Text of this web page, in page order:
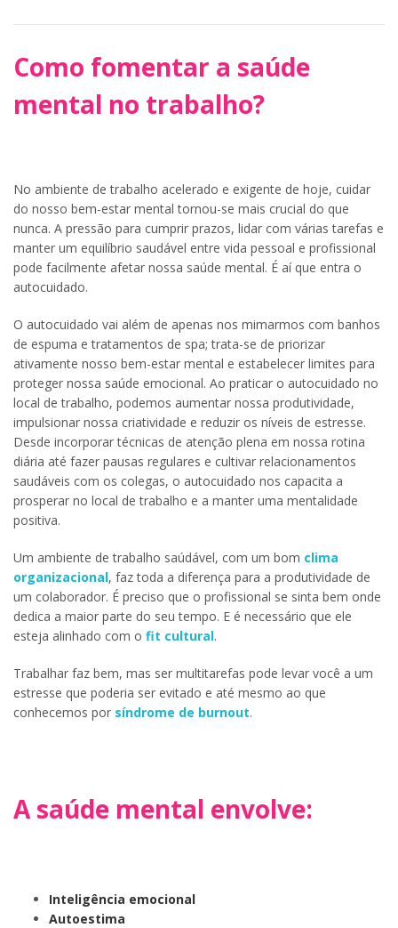
Como fomentar a saúde
mental no trabalho?
No ambiente de trabalho acelerado e exigente de hoje, cuidar
do nosso bem-estar mental tornou-se mais crucial do que
nunca. A pressão para cumprir prazos, lidar com várias tarefas e
manter um equilíbrio saudável entre vida pessoal e profissional
pode facilmente afetar nossa saúde mental. É aí que entra o
autocuidado.
O autocuidado vai além de apenas nos mimarmos com banhos
de espuma e tratamentos de spa; trata-se de priorizar
ativamente nosso bem-estar mental e estabelecer limites para
proteger nossa saúde emocional. Ao praticar o autocuidado no
local de trabalho, podemos aumentar nossa produtividade,
impulsionar nossa criatividade e reduzir os níveis de estresse.
Desde incorporar técnicas de atenção plena em nossa rotina
diária até fazer pausas regulares e cultivar relacionamentos
saudáveis com os colegas, o autocuidado nos capacita a
prosperar no local de trabalho e a manter uma mentalidade
positiva.
Um ambiente de trabalho saúdável, com um bom clima
organizacional, faz toda a diferença para a produtividade de
um colaborador. É preciso que o profissional se sinta bem onde
dedica a maior parte do seu tempo. E é necessário que ele
esteja alinhado com o fit cultural.
Trabalhar faz bem, mas ser multitarefas pode levar você a um
estresse que poderia ser evitado e até mesmo ao que
conhecemos por síndrome de burnout.
A saúde mental envolve:
Inteligência emocional
Autoestima